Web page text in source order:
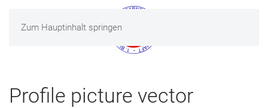
Zum Hauptinhalt springen
MENÜ
Profile picture vector